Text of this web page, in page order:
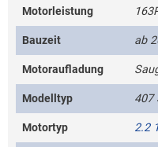
Motorleistung
Bauzeit ab
Motoraufladung
Modelltyp 407
Motortyp 2.2